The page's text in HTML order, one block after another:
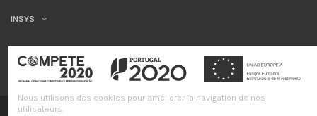
INSYS
©INSYS/21
Nous utilisons des cookies pour améliorer la navigation de nos
utilisateurs.